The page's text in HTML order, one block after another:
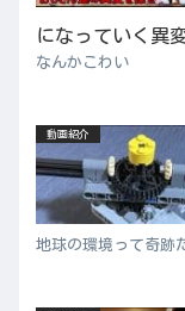
になっていく異
なんかこわい
動画紹介
地球の環境って奇跡